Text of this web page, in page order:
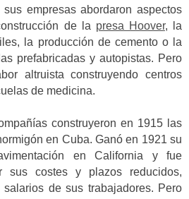
empresas abordaron aspectos
de la presa Hoover, la
la producción de cemento o la
prefabricadas y autopistas. Pero
altruista construyendo centros
de medicina.
construyeron en 1915 las
en Cuba. Ganó en 1921 su
en California y fue
sus costes y plazos reducidos,
de sus trabajadores. Pero